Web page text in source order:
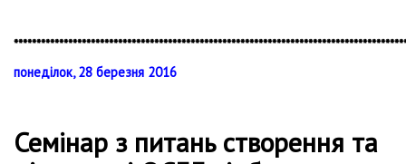
понеділок, 28 березня 2016
Семінар з питань створення та